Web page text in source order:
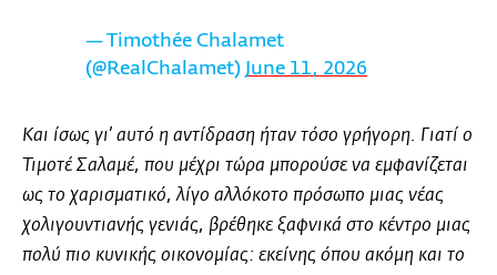
— Timothée Chalamet
(@RealChalamet) June 11, 2026
Και ίσως γι’ αυτό η αντίδραση ήταν τόσο γρήγορη. Γιατί ο
Τιμοτέ Σαλαμέ, που μέχρι τώρα μπορούσε να εμφανίζεται
ως το χαρισματικό, λίγο αλλόκοτο πρόσωπο μιας νέας
χολιγουντιανής γενιάς, βρέθηκε ξαφνικά στο κέντρο μιας
πολύ πιο κυνικής οικονομίας: εκείνης όπου ακόμη και το